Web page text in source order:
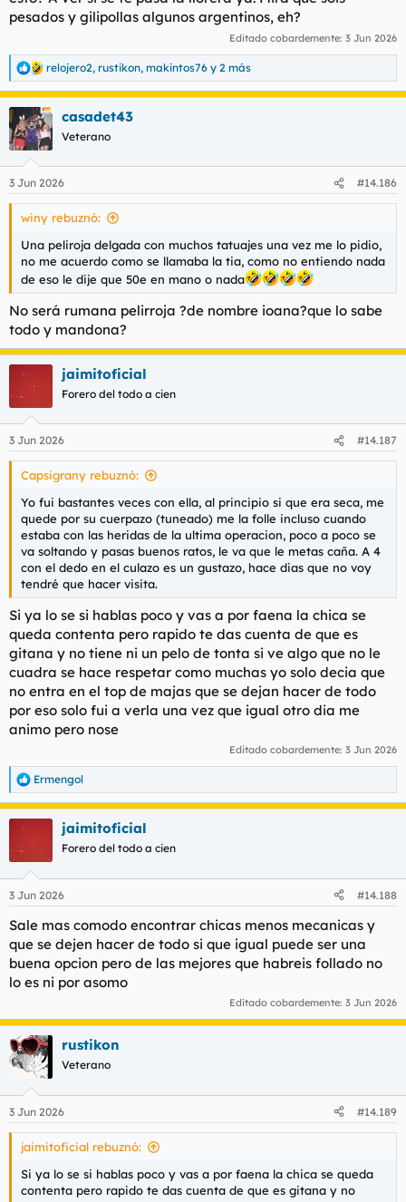
pesados y gilipollas algunos argentinos, eh?
Editado cobardemente: 3 Jun 2026
R
e
a
c
c
i
e
s
relojero2, rustikon, makintos76 y 2 más
casadet43
Veterano
3 Jun 2026 #14.186
winy rebuznó:
Una peliroja delgada con muchos tatuajes una vez me lo pidio,
no me acuerdo como se llamaba la tia, como no entiendo nada
de eso le dije que 50e en mano o nada
No será rumana pelirroja ?de nombre ioana?que lo sabe
todo y mandona?
jaimitoficial
Forero del todo a cien
3 Jun 2026 #14.187
Capsigrany rebuznó:
Yo fui bastantes veces con ella, al principio si que era seca, me
quede por su cuerpazo (tuneado) me la folle incluso cuando
estaba con las heridas de la ultima operacion, poco a poco se
va soltando y pasas buenos ratos, le va que le metas caña. A 4
con el dedo en el culazo es un gustazo, hace dias que no voy
tendré que hacer visita.
Si ya lo se si hablas poco y vas a por faena la chica se
queda contenta pero rapido te das cuenta de que es
gitana y no tiene ni un pelo de tonta si ve algo que no le
cuadra se hace respetar como muchas yo solo decia que
no entra en el top de majas que se dejan hacer de todo
por eso solo fui a verla una vez que igual otro dia me
animo pero nose
Editado cobardemente: 3 Jun 2026
R
e
e
:
Ermengol
jaimitoficial
Forero del todo a cien
3 Jun 2026 #14.188
Sale mas comodo encontrar chicas menos mecanicas y
que se dejen hacer de todo si que igual puede ser una
buena opcion pero de las mejores que habreis follado no
lo es ni por asomo
Editado cobardemente: 3 Jun 2026
rustikon
Veterano
3 Jun 2026 #14.189
jaimitoficial rebuznó:
Si ya lo se si hablas poco y vas a por faena la chica se queda
contenta pero rapido te das cuenta de que es gitana y no